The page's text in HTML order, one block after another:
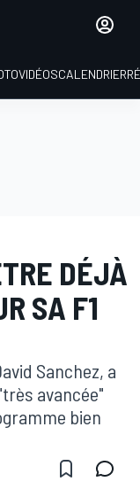
VIDÉOSCALENDRIER
DÉJÀ
SA F1
Sanchez, a
avancée"
bien